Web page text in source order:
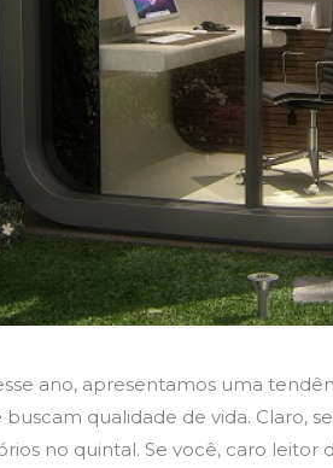
ano, apresentamos uma
qualidade de vida. Claro,
no quintal. Se você, caro